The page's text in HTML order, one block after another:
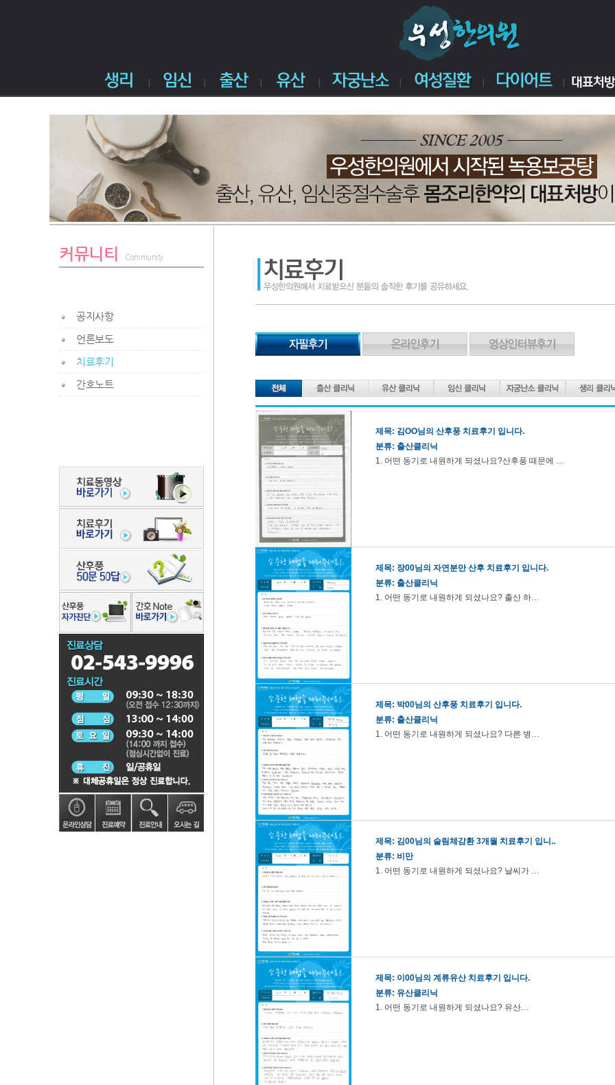
커뮤니티 Community
공지사항
언론보도
치료후기
간호노트
제목: 김OO님의 산후풍 치료후기 입니다.
분류: 출산클리닉
1. 어떤 동기로 내원하게 되셨나요?산후풍 때문에 …
제목: 장00님의 자연분만 산후 치료후기 입니다.
분류: 출산클리닉
1. 어떤 동기로 내원하게 되셨나요? 출산 하…
제목: 박00님의 산후풍 치료후기 입니다.
분류: 출산클리닉
1. 어떤 동기로 내원하게 되셨나요? 다른 병…
제목: 김00님의 슬림체감환 3개월 치료후기 입니..
분류: 비만
1. 어떤 동기로 내원하게 되셨나요? 날씨가 …
제목: 이00님의 계류유산 치료후기 입니다.
분류: 유산클리닉
1. 어떤 동기로 내원하게 되셨나요? 유산…